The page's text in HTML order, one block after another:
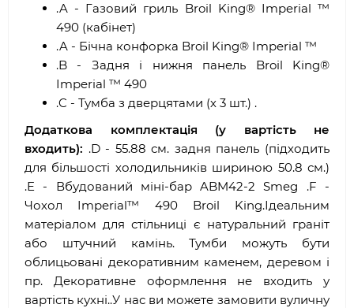
.A - Газовий гриль Broil King® Imperial ™
490 (кабінет)
.A - Бічна конфорка Broil King® Imperial ™
.B - Задня і нижня панель Broil King®
Imperial ™ 490
.C - Тумба з дверцятами (х 3 шт.) .
Додаткова комплектація (у вартість не
входить): .D - 55.88 см. задня панель (підходить
для більшості холодильників шириною 50.8 см.)
.E - Вбудований міні-бар ABM42-2 Smeg .F -
Чохол Imperial™ 490 Broil King.Ідеальним
матеріалом для стільниці є натуральний граніт
або штучний камінь. Тумби можуть бути
облицьовані декоративним каменем, деревом і
пр. Декоративне оформлення не входить у
вартість кухні..У нас ви можете замовити вуличну